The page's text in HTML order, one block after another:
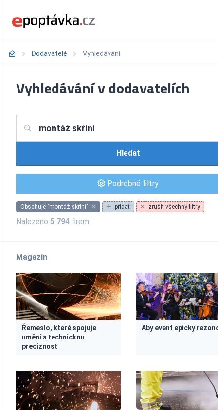
Dodavatelé Vyhledávání
Vyhledávání v dodavatelích
Hledat
Podrobné filtry
Obsahuje "montáž skříní" přidat zrušit všechny filtry
Nalezeno 5 794 firem
Magazín
Řemeslo, které spojuje
umění a technickou
preciznost
Aby event epicky